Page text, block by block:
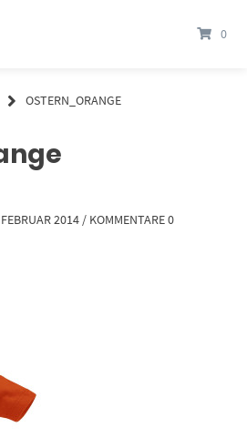
0
OSTERN_ORANGE
2014 / KOMMENTARE 0